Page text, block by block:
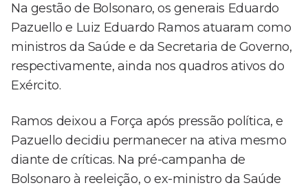
Na gestão de Bolsonaro, os generais Eduardo
Pazuello e Luiz Eduardo Ramos atuaram como
ministros da Saúde e da Secretaria de Governo,
respectivamente, ainda nos quadros ativos do
Exército.
Ramos deixou a Força após pressão política, e
Pazuello decidiu permanecer na ativa mesmo
diante de críticas. Na pré-campanha de
Bolsonaro à reeleição, o ex-ministro da Saúde